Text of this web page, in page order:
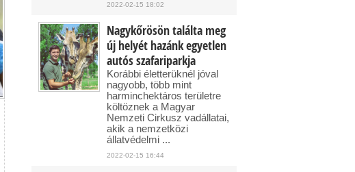
2022-02-15 18:02
Nagykőrösön találta meg
új helyét hazánk egyetlen
autós szafariparkja
Korábbi életterüknél jóval
nagyobb, több mint
harminchektáros területre
költöznek a Magyar
Nemzeti Cirkusz vadállatai,
akik a nemzetközi
állatvédelmi ...
2022-02-15 16:44